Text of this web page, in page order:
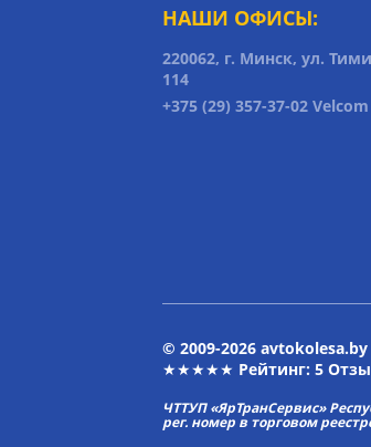
НАШИ ОФИСЫ:
220062, г. Минск, ул.
114
+375 (29) 357-37-02 Velcom
© 2009-2026
★★★★★ Рейтинг: 5
ЧТТУП «ЯрТранСервис»
рег. номер в торговом